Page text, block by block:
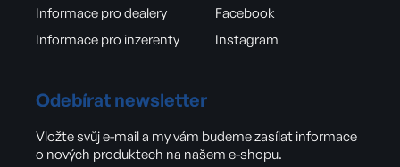
Informace pro dealery
Informace pro inzerenty
Facebook
Instagram
Odebírat newsletter
Vložte svůj e-mail a my vám budeme zasílat informace
o nových produktech na našem e-shopu.